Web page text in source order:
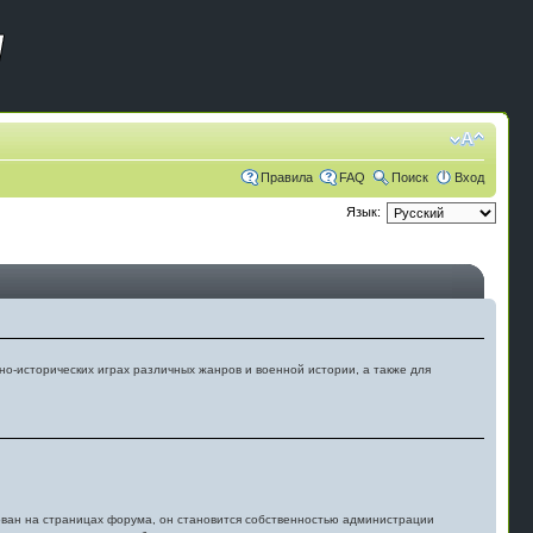
Правила FAQ Поиск Вход
Язык:
исторических играх различных жанров и военной истории, а также для
на страницах форума, он становится собственностью администрации